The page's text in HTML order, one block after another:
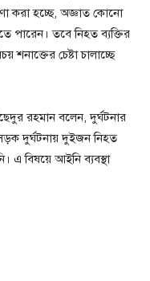
করা হচ্ছে, অজ্ঞাত কোনো
পারেন। তবে নিহত ব্যক্তির
চেষ্টা চালাচ্ছে
রহমান বলেন, দুর্ঘটনার
দুর্ঘটনায় দুইজন নিহত
এ বিষয়ে আইনি ব্যবস্থা